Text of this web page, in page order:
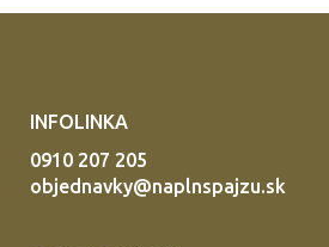
INFOLINKA
0910 207 205
objednavky@naplnspajzu.sk